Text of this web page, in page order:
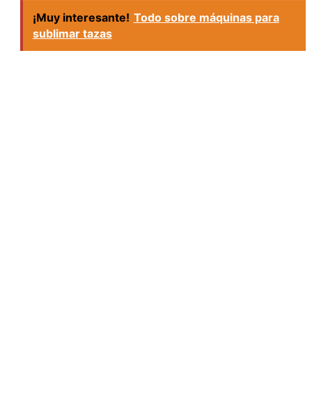
¡Muy interesante! Todo sobre máquinas para
sublimar tazas